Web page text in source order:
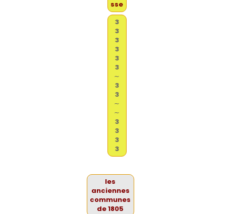
sse
3
3
3
3
3
3
∼
3
3
∼
∼
3
3
3
3
les
anciennes
communes
de 1805